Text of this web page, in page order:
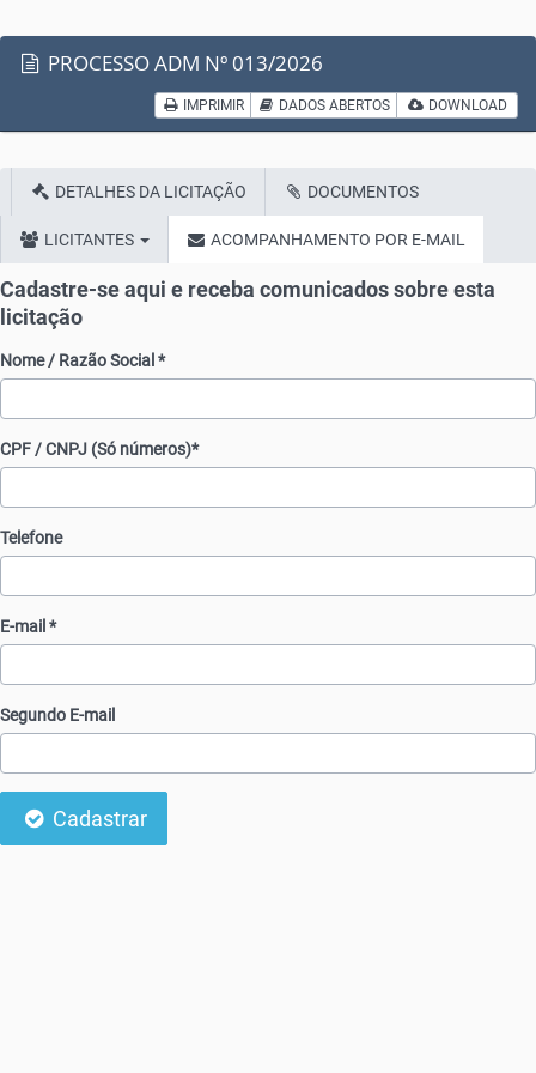
PROCESSO ADM Nº 013/2026
IMPRIMIR DADOS ABERTOS DOWNLOAD
DETALHES DA LICITAÇÃO DOCUMENTOS
LICITANTES ACOMPANHAMENTO POR E-MAIL
Cadastre-se aqui e receba comunicados sobre esta
licitação
Nome / Razão Social *
CPF / CNPJ (Só números)*
Telefone
E-mail *
Segundo E-mail
Cadastrar